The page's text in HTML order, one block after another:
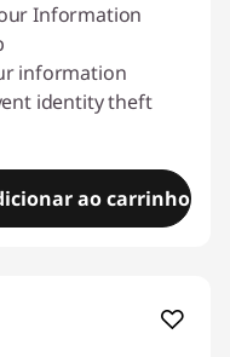
Information
information
identity theft
ao carrinho